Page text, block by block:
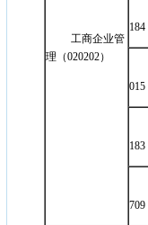
工商企业管
理（020202）
184
015
183
709